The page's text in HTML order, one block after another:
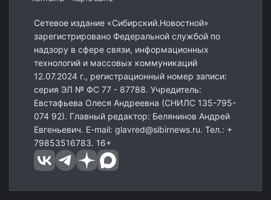
Сетевое издание «Сибирский.Новостной»
зарегистрировано Федеральной службой по
надзору в сфере связи, информационных
технологий и массовых коммуникаций
12.07.2024 г., регистрационный номер записи:
серия ЭЛ № ФС 77 - 87788. Учредитель:
Евстафьева Олеся Андреевна (СНИЛС 135-795-
074 92). Главный редактор: Белянинов Андрей
Евгеньевич. E-mail: glavred@sibirnews.ru. Тел.: +
79853516783. 16+